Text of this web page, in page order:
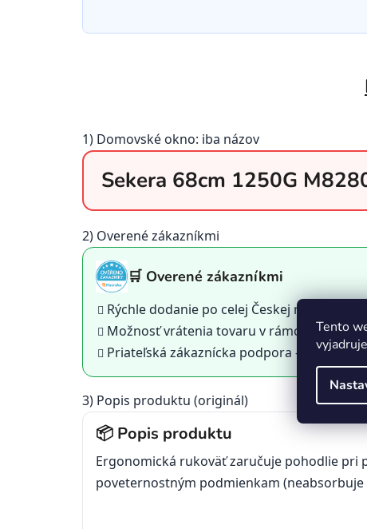
Tento
1) Domovské okno: iba názov
Sekera 68cm 1250G
2) Overené zákazníkmi
🛒 Overené zákazníkmi
Rýchle dodanie po celej Českej republike
Možnosť vrátenia tovaru v rámci
14 dní
Priateľská zákaznícka podpora -
3) Popis produktu (originál)
📦 Popis produktu
Ergonomická rukoväť zaručuje pohodlie pri
poveternostným podmienkam (neabsorbuje